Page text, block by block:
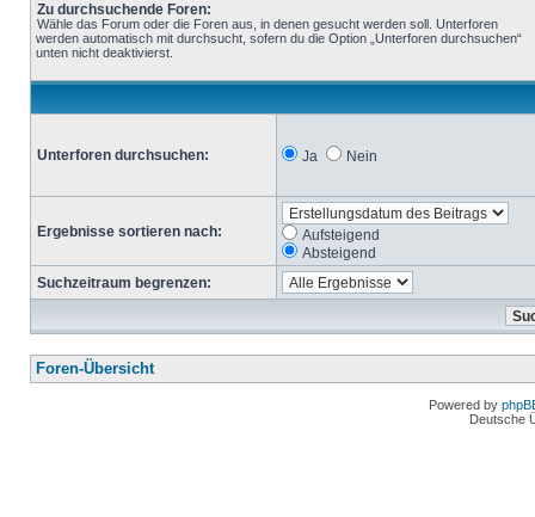
Zu durchsuchende Foren:
Wähle das Forum oder die Foren aus, in denen gesucht werden soll. Unterforen
werden automatisch mit durchsucht, sofern du die Option „Unterforen durchsuchen“
unten nicht deaktivierst.
Unterforen durchsuchen: Ja Nein
Ergebnisse sortieren nach:
Aufsteigend
Absteigend
Suchzeitraum begrenzen:
Foren-Übersicht
Powered by
Deutsche